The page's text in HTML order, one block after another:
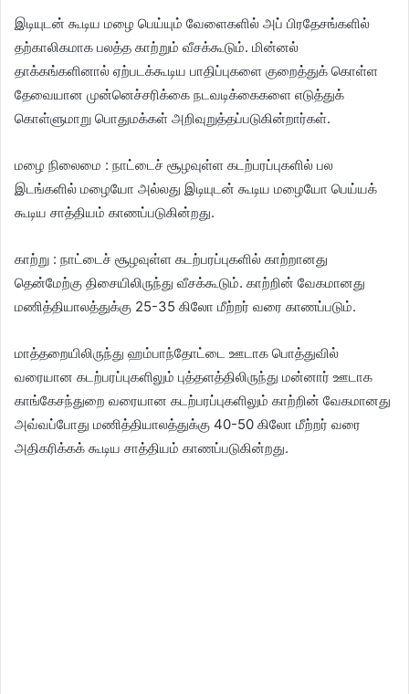
இடியுடன் கூடிய மழை பெய்யும் வேளைகளில் அப் பிரதேசங்களில்
தற்காலிகமாக பலத்த காற்றும் வீசக்கூடும். மின்னல்
தாக்கங்களினால் ஏற்படக்கூடிய பாதிப்புகளை குறைத்துக் கொள்ள
தேவையான முன்னெச்சரிக்கை நடவடிக்கைகளை எடுத்துக்
கொள்ளுமாறு பொதுமக்கள் அறிவுறுத்தப்படுகின்றார்கள்.
மழை நிலைமை : நாட்டைச் சூழவுள்ள கடற்பரப்புகளில் பல
இடங்களில் மழையோ அல்லது இடியுடன் கூடிய மழையோ பெய்யக்
கூடிய சாத்தியம் காணப்படுகின்றது.
காற்று : நாட்டைச் சூழவுள்ள கடற்பரப்புகளில் காற்றானது
தென்மேற்கு திசையிலிருந்து வீசக்கூடும். காற்றின் வேகமானது
மணித்தியாலத்துக்கு 25-35 கிலோ மீற்றர் வரை காணப்படும்.
மாத்தறையிலிருந்து ஹம்பாந்தோட்டை ஊடாக பொத்துவில்
வரையான கடற்பரப்புகளிலும் புத்தளத்திலிருந்து மன்னார் ஊடாக
காங்கேசந்துறை வரையான கடற்பரப்புகளிலும் காற்றின் வேகமானது
அவ்வப்போது மணித்தியாலத்துக்கு 40-50 கிலோ மீற்றர் வரை
அதிகரிக்கக் கூடிய சாத்தியம் காணப்படுகின்றது.